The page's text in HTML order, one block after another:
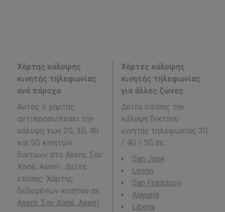
Χάρτης κάλυψης
κινητής τηλεφωνίας
ανά πάροχο
Αυτός ο χάρτης
αντιπροσωπεύει την
κάλυψη των 2G, 3G, 4G
και 5G κινητών
δικτύων στο Aserri, Σαν
Χοσέ, Aserrí . Δείτε
επίσης: Χάρτης
δεδομένων κινητού σε
Aserri, Σαν Χοσέ, Aserrí.
Χάρτες κάλυψης
κινητής τηλεφωνίας
για άλλες ζώνες
Δείτε επίσης την
κάλυψη δικτύου
κινητής τηλεφωνίας 3G
/ 4G / 5G σε :
San José
Limón
San Francisco
Alajuela
Liberia